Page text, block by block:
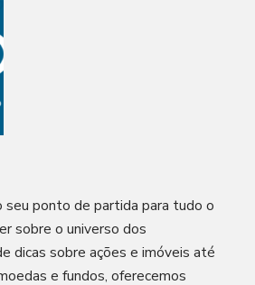
ponto de partida para tudo o
sobre o universo dos
dicas sobre ações e imóveis até
e fundos, oferecemos